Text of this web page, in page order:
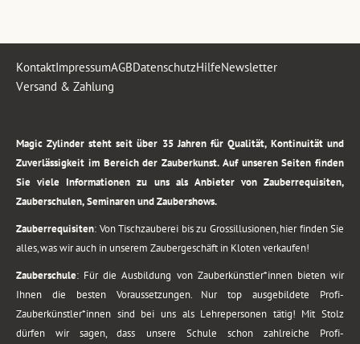
KontaktImpressumAGBDatenschutzHilfeNewsletter
Versand & Zahlung
Magic Zylinder steht seit über 35 Jahren für Qualität, Kontinuität und
Zuverlässigkeit im Bereich der Zauberkunst. Auf unseren Seiten finden
Sie viele Informationen zu uns als Anbieter von Zauberrequisiten,
Zauberschulen, Seminaren und Zaubershows.
Zauberrequisiten: Von Tischzauberei bis zu Grossillusionen, hier finden Sie
alles, was wir auch in unserem Zaubergeschäft in Kloten verkaufen!
Zauberschule: Für die Ausbildung von Zauberkünstler*innen bieten wir
Ihnen die besten Voraussetzungen. Nur top ausgebildete Profi-
Zauberkünstler*innen sind bei uns als Lehrepersonen tätig! Mit Stolz
dürfen wir sagen, dass unsere Schule schon zahlreiche Profi-